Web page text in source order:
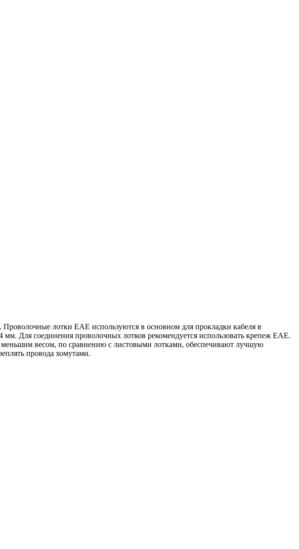
лотки EAE используются в основном для прокладки кабеля в
Для соединения проволочных лотков рекомендуется использовать крепеж EAE.
весом, по сравнению с листовыми лотками, обеспечивают лучшую
провода хомутами.